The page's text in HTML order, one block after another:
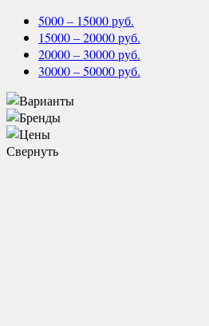
5000 – 15000 руб.
15000 – 20000 руб.
20000 – 30000 руб.
30000 – 50000 руб.
Свернуть